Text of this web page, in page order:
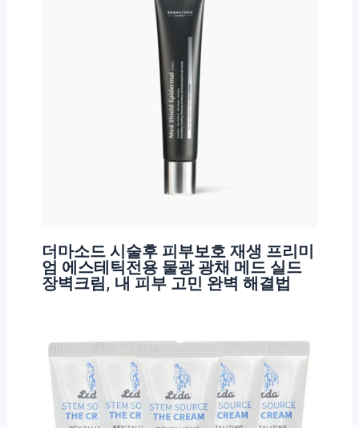
더마소드 시술후 피부보호 재생 프리미
엄 에스테틱전용 물광 광채 메드 실드
장벽크림, 내 피부 고민 완벽 해결법